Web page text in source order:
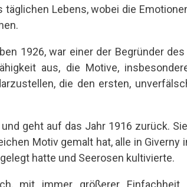
Lebens, wobei die
1926, war einer der Begründer
aus, die Motive,
die den ersten,
geht auf das Jahr 1916 zurück.
Motiv gemalt hat, alle in Giverny
hatte und Seerosen kultivierte.
mit immer größerer Einfachheit